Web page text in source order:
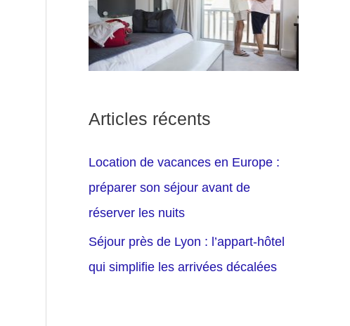
Articles récents
Location de vacances en Europe :
préparer son séjour avant de
réserver les nuits
Séjour près de Lyon : l’appart-hôtel
qui simplifie les arrivées décalées